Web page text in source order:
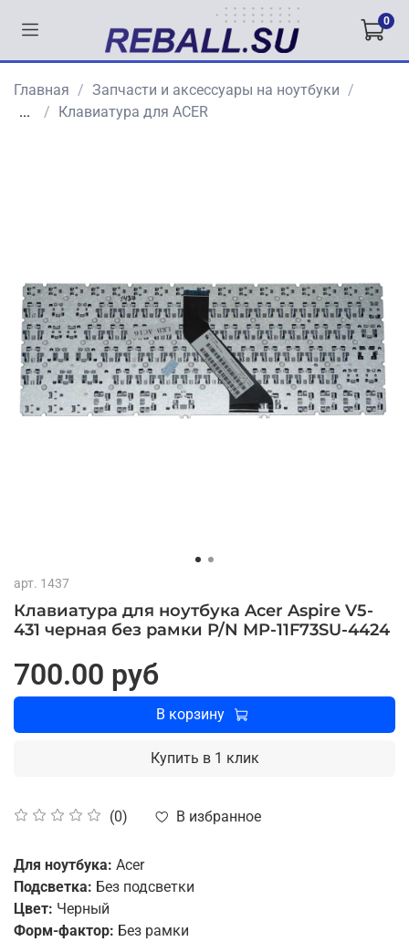
0
Главная
Запчасти и аксессуары на ноутбуки
...
Клавиатура для ACER
арт. 1437
Клавиатура для ноутбука Acer Aspire V5-
431 черная без рамки P/N MP-11F73SU-4424
(0) В избранное
700.00 руб
В корзину
Купить в 1 клик
Для ноутбука: Acer
Подсветка: Без подсветки
Цвет: Черный
Форм-фактор: Без рамки